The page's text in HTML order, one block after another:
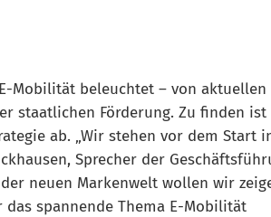
Mobilität beleuchtet – von aktuellen
staatlichen Förderung. Zu finden ist
ab. „Wir stehen vor dem Start
Sprecher der
neuen Markenwelt wollen wir
spannende Thema E-Mobilität